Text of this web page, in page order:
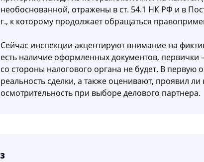
необоснованной, отражены в ст. 54.1 НК РФ и в
г., к которому продолжает обращаться
Сейчас инспекции акцентируют внимание на
есть наличие оформленных документов, первички
со стороны налогового органа не будет. В первую
реальность сделки, а также оценивают, проявил
осмотрительность при выборе делового партнера.
3